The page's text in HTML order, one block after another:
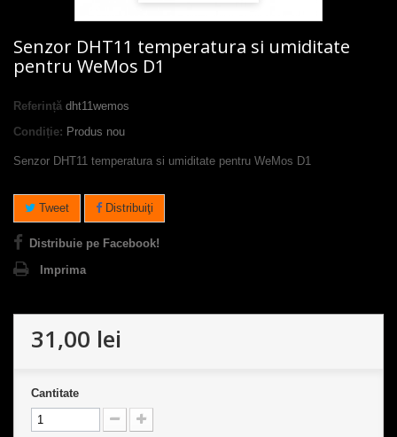
Senzor DHT11 temperatura si umiditate
pentru WeMos D1
Referință dht11wemos
Condiție: Produs nou
Senzor DHT11 temperatura si umiditate pentru WeMos D1
Tweet Distribuiţi
Distribuie pe Facebook!
Imprima
31,00 lei
Cantitate